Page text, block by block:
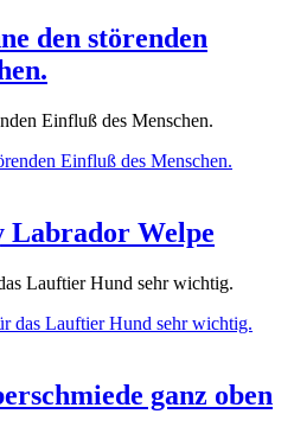
den störenden
Einfluß des Menschen.
Labrador Welpe
Lauftier Hund sehr wichtig.
ganz oben